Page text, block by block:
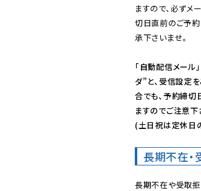
ますので、必ずメ
切日直前のご予約
承下さいませ。
「自動配信メール
ダ”と、受信設定
合でも、予約締切
ますのでご注意下
(土日祝は定休日
長期不在
長期不在や受取